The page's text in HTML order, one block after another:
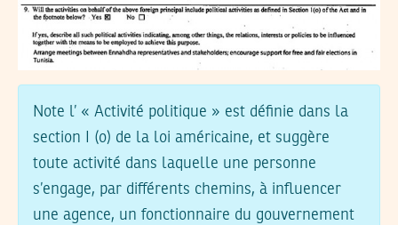
Note l’ « Activité politique » est définie dans la
section I (o) de la loi américaine, et suggère
toute activité dans laquelle une personne
s’engage, par différents chemins, à influencer
une agence, un fonctionnaire du gouvernement